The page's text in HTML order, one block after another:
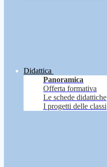
Didattica
Panoramica
Offerta formativa
Le schede didattiche
I progetti delle classi